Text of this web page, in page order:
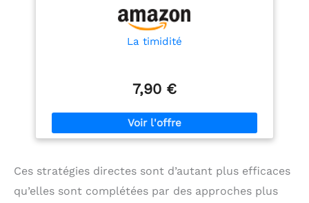
La timidité
7,90 €
Ces stratégies directes sont d’autant plus efficaces
qu’elles sont complétées par des approches plus